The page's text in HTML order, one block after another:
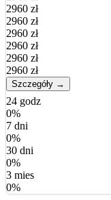
2960 zł
2960 zł
2960 zł
2960 zł
2960 zł
2960 zł
Szczegóły →
24 godz
0%
7 dni
0%
30 dni
0%
3 mies
0%